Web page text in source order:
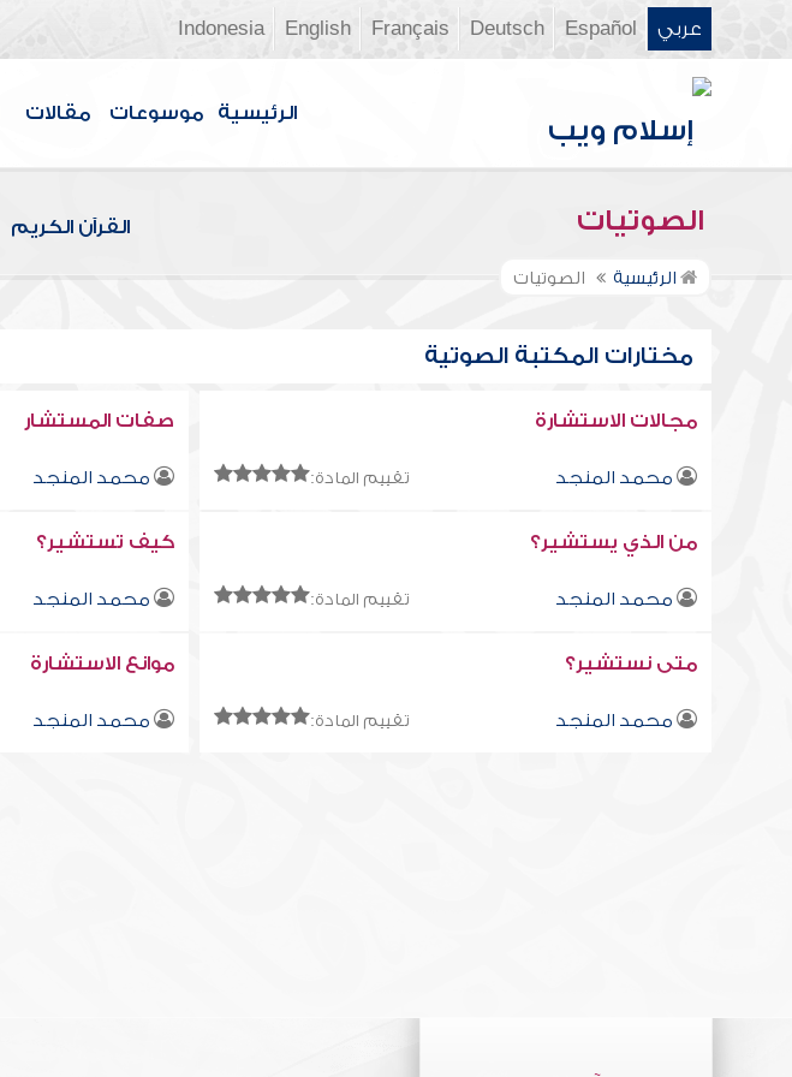
عربي Español
Deutsch
Français
English
Indonesia
الرئيسية موسوعات مقالات
الصوتيات القرآن الكريم
الرئيسية الصوتيات
مختارات المكتبة الصوتية
مجالات الاستشارة
محمد المنجد تقييم المادة:
صفات المستشار
محمد المنجد
من الذي يستشير؟
محمد المنجد تقييم المادة:
كيف تستشير؟
محمد المنجد
متى نستشير؟
محمد المنجد تقييم المادة:
موانع الاستشارة
محمد المنجد